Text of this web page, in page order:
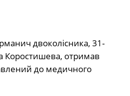
двоколісника, 31-
Коростишева, отримав
до медичного